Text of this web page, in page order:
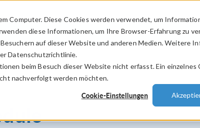
Computer. Diese Cookies werden verwendet, um
diese Informationen, um Ihre Browser-Erfahrung zu
auf dieser Website und anderen Medien. Weitere
Datenschutzrichtlinie.
beim Besuch dieser Website nicht erfasst. Ein einzelnes
nachverfolgt werden möchten.
Cookie-Einstellungen
PRODUKTE